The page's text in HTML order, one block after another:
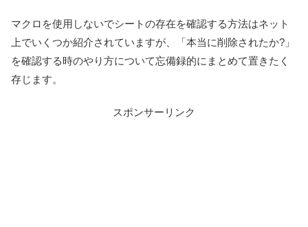
マクロを使用しないでシートの存在を確認する方法はネット
上でいくつか紹介されていますが、「本当に削除されたか?」
を確認する時のやり方について忘備録的にまとめて置きたく
存じます。
スポンサーリンク